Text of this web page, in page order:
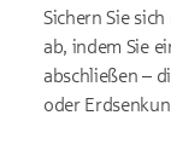
Sichern Sie
ab, indem Sie
abschließen –
oder